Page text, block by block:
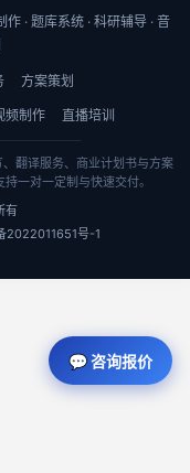
· 题库系统 · 科研辅导 · 音
方案策划
频制作 直播培训
翻译服务、商业计划书与方案
一对一定制与快速交付。
有
2022011651号-1
💬 咨询报价